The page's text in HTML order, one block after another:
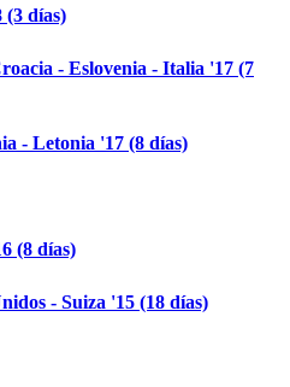
(3 días)
- Eslovenia - Italia '17 (7
- Letonia '17 (8 días)
(8 días)
- Suiza '15 (18 días)